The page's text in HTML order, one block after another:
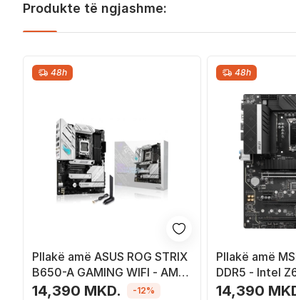
Produkte të ngjashme:
48h
Pllakë amë ASUS ROG STRIX
B650-A GAMING WIFI - AMD
B650
14,390 MKD. -12%
48h
Pllakë amë
DDR5 - Intel
14,390